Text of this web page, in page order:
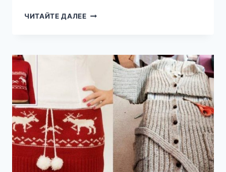
ЧИТАЙТЕ ДАЛЕЕВ
СТАРЫЙ
СВИТЕР
СВИТШОТ:
СТИЛЬНЫЕ
ИДЕИ
ПО
ПЕРЕДЕЛКЕ